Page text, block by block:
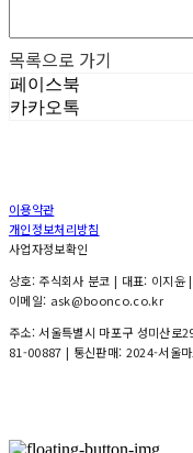
목록으로 가기
페이스북
카카오톡
이용약관
개인정보처리방침
사업자정보확인
상호: 주식회사 분코 | 대표: 이지
이메일: ask@boonco.co.kr
주소: 서울특별시 마포구 성미산
81-00887 | 통신판매: 2024-서울